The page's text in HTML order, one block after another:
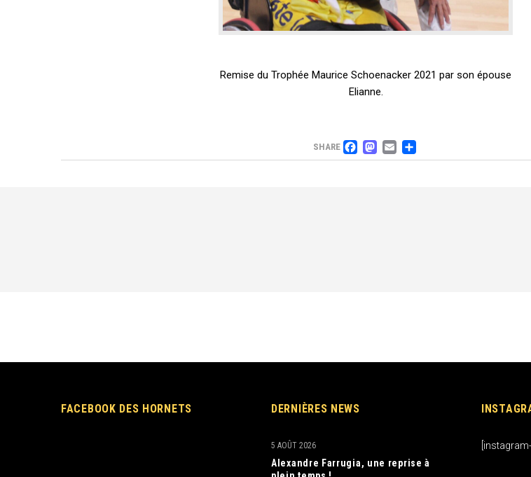
Remise du Trophée Maurice Schoenacker 2021 par son épouse
Elianne.
SHARE FACEBOOK
MASTODON
EMAIL
PARTAGER
FACEBOOK DES HORNETS DERNIÈRES NEWS
Alexandre Farrugia, une reprise à
5 AOÛT 2026